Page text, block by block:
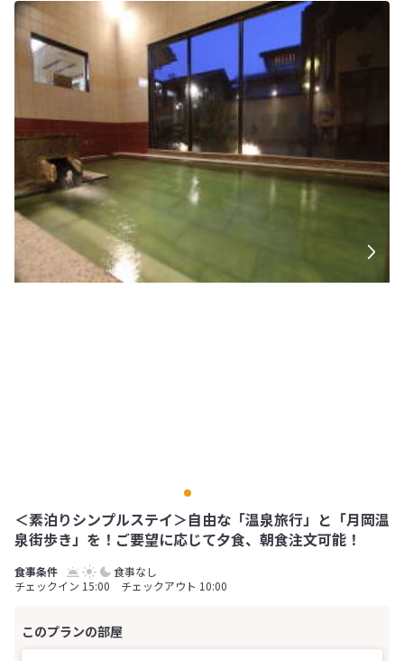
＜素泊りシンプルステイ＞自由な「温泉旅行」と「月岡温
泉街歩き」を！ご要望に応じて夕食、朝食注文可能！
食事なし
チェックイン 15:00 チェックアウト 10:00